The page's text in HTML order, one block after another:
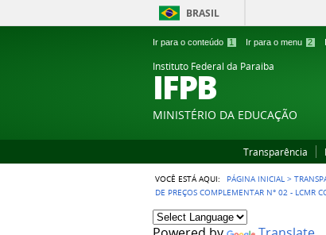
BRASIL
Ir para o conteúdo 1 Ir para o menu 2
Instituto Federal da Paraiba
IFPB
MINISTÉRIO DA EDUCAÇÃO
Transparência
VOCÊ ESTÁ AQUI: PÁGINA INICIAL >
DE PREÇOS COMPLEMENTAR N° 02 - LCMR